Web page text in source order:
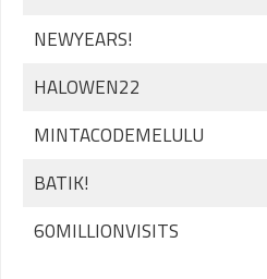
NEWYEARS!
HALOWEN22
MINTACODEMELULU
BATIK!
60MILLIONVISITS